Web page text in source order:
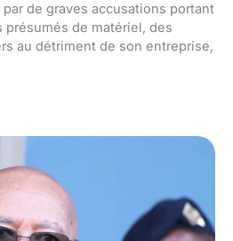
de graves accusations portant
présumés de matériel, des
au détriment de son entreprise,